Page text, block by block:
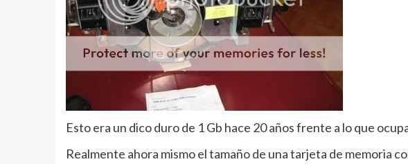
Esto era un dico duro de 1 Gb hace 20 años frente a lo que
Realmente ahora mismo el tamaño de una tarjeta de memoria